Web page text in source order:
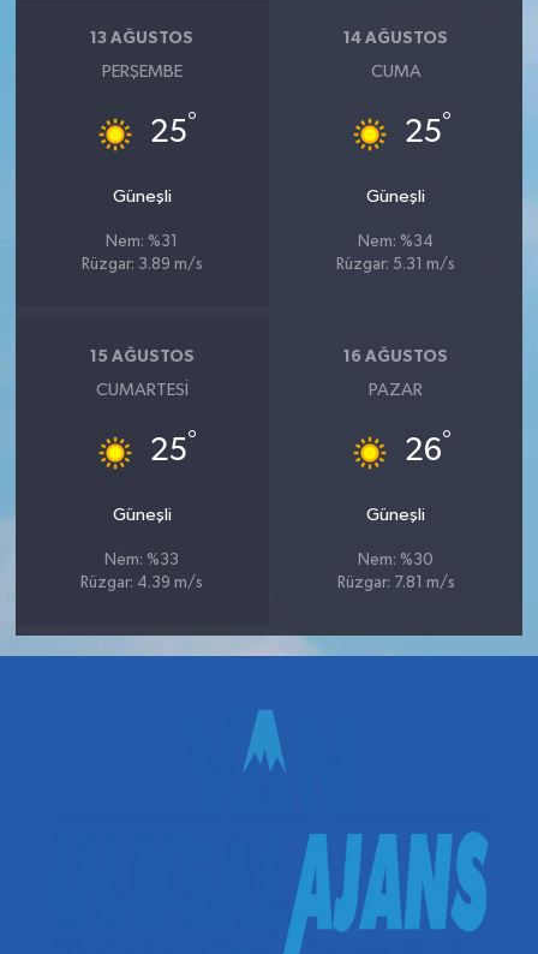
13 AĞUSTOS
PERŞEMBE
25°
Güneşli
Nem: %31
Rüzgar: 3.89 m/s
14 AĞUSTOS
CUMA
25°
Güneşli
Nem: %34
Rüzgar: 5.31 m/s
15 AĞUSTOS
CUMARTESI
25°
Güneşli
Nem: %33
Rüzgar: 4.39 m/s
16 AĞUSTOS
PAZAR
26°
Güneşli
Nem: %30
Rüzgar: 7.81 m/s